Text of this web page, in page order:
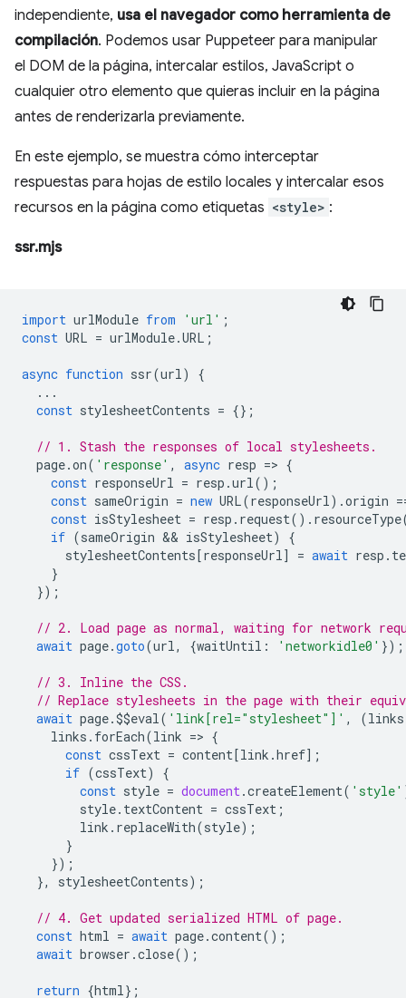
independiente, usa el navegador como herramienta de
compilación. Podemos usar Puppeteer para manipular
el DOM de la página, intercalar estilos, JavaScript o
cualquier otro elemento que quieras incluir en la página
antes de renderizarla previamente.
En este ejemplo, se muestra cómo interceptar
respuestas para hojas de estilo locales y intercalar esos
recursos en la página como etiquetas <style> :
ssr.mjs
import urlModule from 'url' ;
const URL = urlModule.URL ;
async function ssr(url)
{
...
const stylesheetContents = {};
// 1. Stash the responses of local stylesheets.
page.on( 'response' , async resp => {
const responseUrl = resp .url();
const sameOrigin = new URL(responseUrl).origin
const isStylesheet = resp . request(). resourceType
if (sameOrigin && isStylesheet)
{
stylesheetContents[responseUrl] = await resp .
}
});
// 2. Load page as normal, waiting for network
await page.goto(url, {waitUntil : 'networkidle0' });
// 3. Inline the CSS.
// Replace stylesheets in the page with their
await page.$$eval( 'link[rel="stylesheet"]' , (links
links . forEach(link => {
const cssText = content[link .href];
if (cssText)
{
const style = document.createElement( 'style'
style. textContent = cssText ;
link . replaceWith(style);
}
});
},
stylesheetContents);
// 4. Get updated serialized HTML of page.
const html = await page.content();
await browser .close();
return {html};